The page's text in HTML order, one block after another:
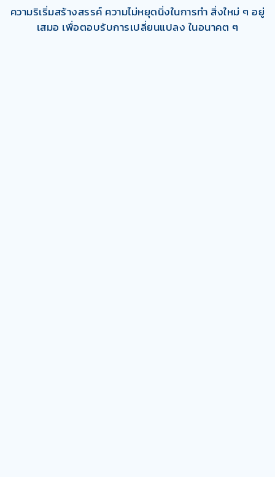
ความริเริ่มสร้างสรรค์ ความไม่หยุดนิ่งในการทำ สิ่งใหม่ ๆ อยู่
เสมอ เพื่อตอบรับการเปลี่ยนแปลง ในอนาคต ๆ